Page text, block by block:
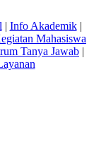
| Info Akademik|
Mahasiswa
Tanya Jawab |